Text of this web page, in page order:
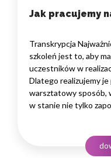
Jak pracujemy
Transkrypcja
szkoleń jest to, aby
uczestników w
Dlatego realizujemy
warsztatowy sposób,
w stanie nie tylko
do praktycznego